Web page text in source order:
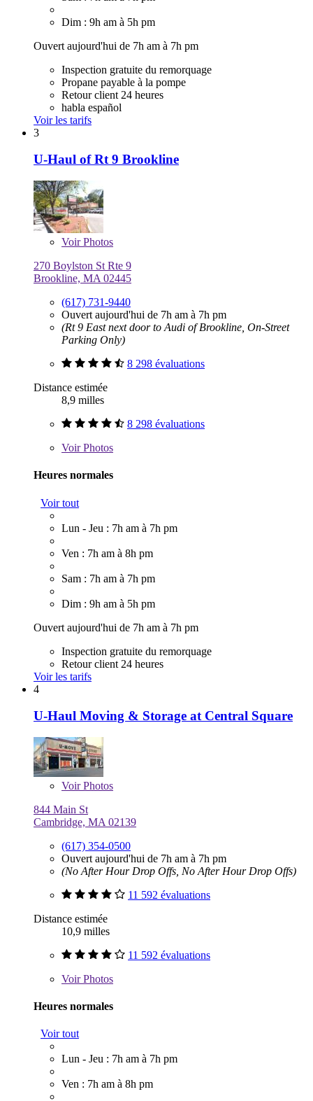
Dim : 9h am à 5h pm
Ouvert aujourd'hui de 7h am à 7h pm
Inspection gratuite du remorquage
Propane payable à la pompe
Retour client 24 heures
habla español
Voir les tarifs
3
U-Haul of Rt 9 Brookline
VoirPhotos
270 Boylston St Rte 9
Brookline, MA 02445
(617) 731-9440
Ouvert aujourd'hui de 7h am à 7h pm
(Rt 9 East next door to Audi of Brookline, On-Street
Parking Only)
8 298 évaluations
Distance estimée
8,9 milles
8 298 évaluations
VoirPhotos
Heures normales
Voir tout
Lun - Jeu : 7h am à 7h pm
Ven : 7h am à 8h pm
Sam : 7h am à 7h pm
Dim : 9h am à 5h pm
Ouvert aujourd'hui de 7h am à 7h pm
Inspection gratuite du remorquage
Retour client 24 heures
Voir les tarifs
4
U-Haul Moving & Storage at Central Square
VoirPhotos
844 Main St
Cambridge, MA 02139
(617) 354-0500
Ouvert aujourd'hui de 7h am à 7h pm
(No After Hour Drop Offs, No After Hour Drop Offs)
11 592 évaluations
Distance estimée
10,9 milles
11 592 évaluations
VoirPhotos
Heures normales
Voir tout
Lun - Jeu : 7h am à 7h pm
Ven : 7h am à 8h pm